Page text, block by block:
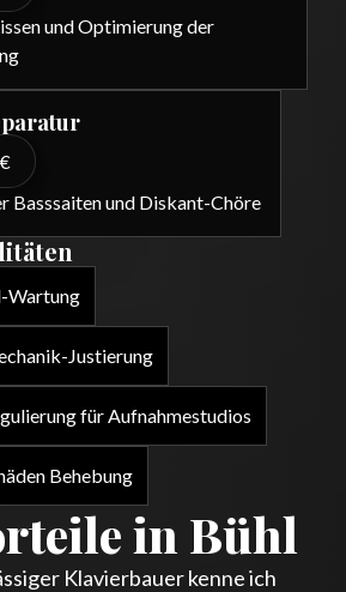
und Optimierung der
Basssaiten und Diskant-Chöre
Wartung
Justierung
für Aufnahmestudios
Behebung
in Bühl
Klavierbauer kenne ich